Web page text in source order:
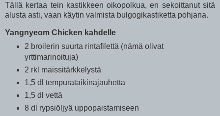
Tällä kertaa tein kastikkeen oikopolkua, en sekoittanut sitä
alusta asti, vaan käytin valmista bulgogikastiketta pohjana.
Yangnyeom Chicken kahdelle
2 broilerin suurta rintafilettä (nämä olivat
yrttimarinoituja)
2 rkl maissitärkkelystä
1,5 dl tempurataikinajauhetta
1,5 dl vettä
8 dl rypsiöljyä uppopaistamiseen